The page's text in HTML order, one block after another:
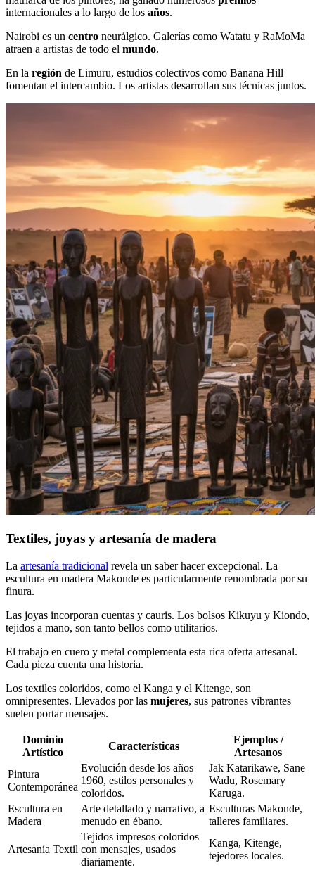
internacionales a lo largo de los años.
Nairobi es un centro neurálgico. Galerías como Watatu y RaMoMa
atraen a artistas de todo el mundo.
En la región de Limuru, estudios colectivos como Banana Hill
fomentan el intercambio. Los artistas desarrollan sus técnicas juntos.
Textiles, joyas y artesanía de madera
La artesanía tradicional revela un saber hacer excepcional. La
escultura en madera Makonde es particularmente renombrada por su
finura.
Las joyas incorporan cuentas y cauris. Los bolsos Kikuyu y Kiondo,
tejidos a mano, son tanto bellos como utilitarios.
El trabajo en cuero y metal complementa esta rica oferta artesanal.
Cada pieza cuenta una historia.
Los textiles coloridos, como el Kanga y el Kitenge, son
omnipresentes. Llevados por las mujeres, sus patrones vibrantes
suelen portar mensajes.
Dominio
Artístico
Características
Ejemplos /
Artesanos
Pintura
Contemporánea
Evolución desde los años
1960, estilos personales y
coloridos.
Jak Katarikawe, Sane
Wadu, Rosemary
Karuga.
Escultura en
Madera
Arte detallado y narrativo, a
menudo en ébano.
Esculturas Makonde,
talleres familiares.
Artesanía Textil
Tejidos impresos coloridos
con mensajes, usados
diariamente.
Kanga, Kitenge,
tejedores locales.